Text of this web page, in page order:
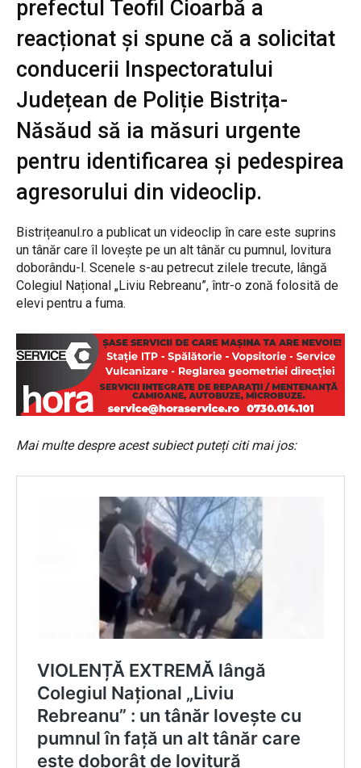
prefectul Teofil Cioarbă a
reacționat și spune că a solicitat
conducerii Inspectoratului
Județean de Poliție Bistrița-
Năsăud să ia măsuri urgente
pentru identificarea și pedespirea
agresorului din videoclip.
Bistrițeanul.ro a publicat un videoclip în care este suprins
un tânăr care îl lovește pe un alt tânăr cu pumnul, lovitura
doborându-l. Scenele s-au petrecut zilele trecute, lângă
Colegiul Național „Liviu Rebreanu”, într-o zonă folosită de
elevi pentru a fuma.
Mai multe despre acest subiect puteți citi mai jos: